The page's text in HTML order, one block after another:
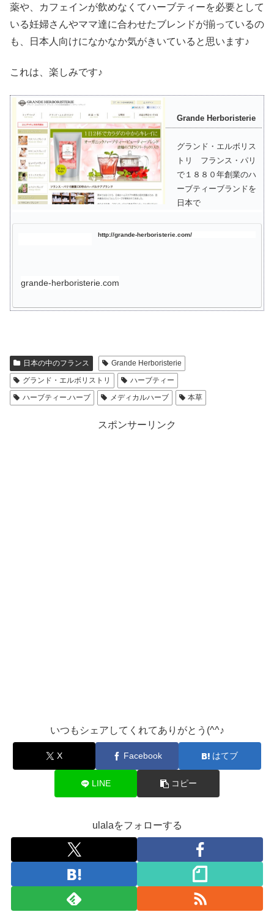
薬や、カフェインが飲めなくてハーブティーを必要として
いる妊婦さんやママ達に合わせたブレンドが揃っているの
も、日本人向けになかなか気がきいていると思います♪
これは、楽しみです♪
Grande Herboristerie
グランド・エルボリス
トリ フランス・パリ
で１８８０年創業のハ
ーブティーブランドを
日本で
http://grande-herboristerie.com/
grande-herboristerie.com
日本の中のフランス
Grande Herboristerie
グランド・エルボリストリ
ハーブティー
ハーブティー.ハーブ
メディカルハーブ 本草
スポンサーリンク
いつもシェアしてくれてありがとう(^^♪
X Facebook はてブ
LINE コピー
ulalaをフォローする